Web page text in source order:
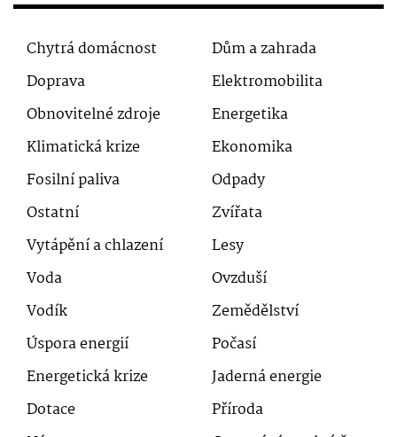
Chytrá domácnost
Dům a zahrada
Doprava
Elektromobilita
Obnovitelné zdroje
Energetika
Klimatická krize
Ekonomika
Fosilní paliva
Odpady
Ostatní
Zvířata
Vytápění a chlazení
Lesy
Voda
Ovzduší
Vodík
Zemědělství
Úspora energií
Počasí
Energetická krize
Jaderná energie
Dotace
Příroda